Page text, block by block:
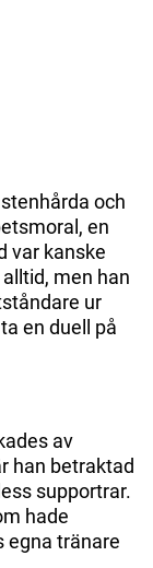
och
en
var kanske
men han
ur
en duell på
av
han betraktad
supportrar.
hade
egna tränare